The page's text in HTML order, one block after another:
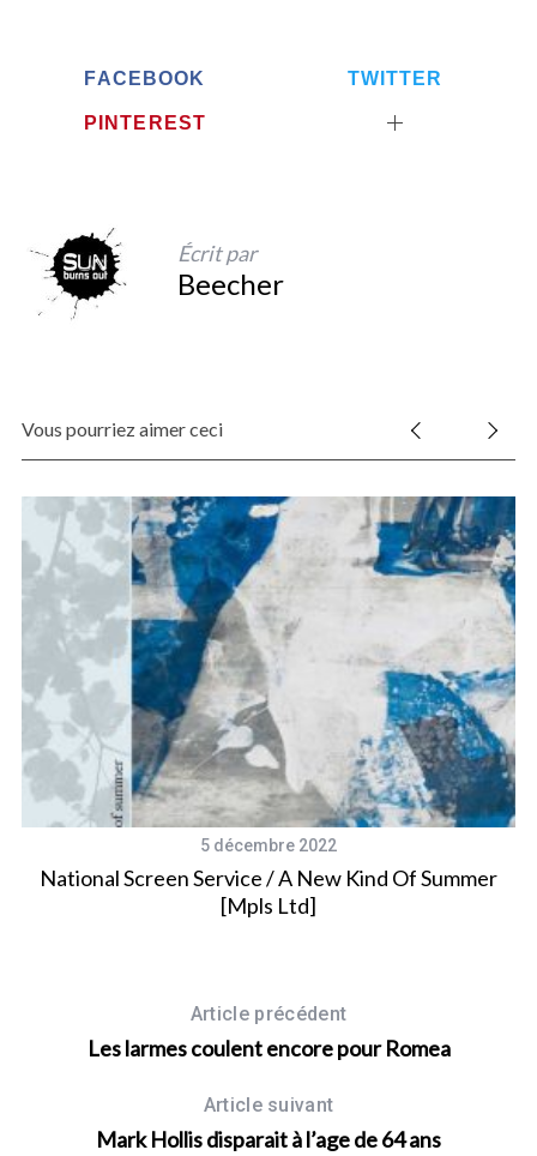
FACEBOOK TWITTER
PINTEREST
Écrit par
Beecher
Vous pourriez aimer ceci
5 décembre 2022
National Screen Service / A New Kind Of Summer
[Mpls Ltd]
Article précédent
Les larmes coulent encore pour Romea
Article suivant
Mark Hollis disparait à l’age de 64 ans